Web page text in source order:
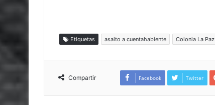
Etiquetas asalto a cuentahabiente Colonia La Paz
Compartir Facebook Twitter